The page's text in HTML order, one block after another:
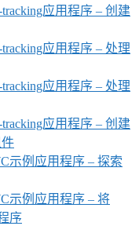
应用程序 – 创建
应用程序 – 处理
应用程序 – 处理
应用程序 – 创建
件
示例应用程序 – 探索
示例应用程序 – 将
序